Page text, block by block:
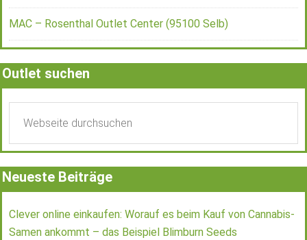
MAC – Rosenthal Outlet Center (95100 Selb)
Outlet suchen
Neueste Beiträge
Clever online einkaufen: Worauf es beim Kauf von Cannabis-
Samen ankommt – das Beispiel Blimburn Seeds